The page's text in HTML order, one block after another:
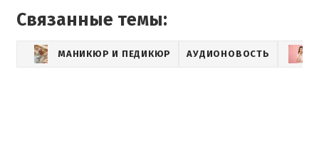
Связанные темы:
МАНИКЮР И ПЕДИКЮР АУДИОНОВОСТЬ